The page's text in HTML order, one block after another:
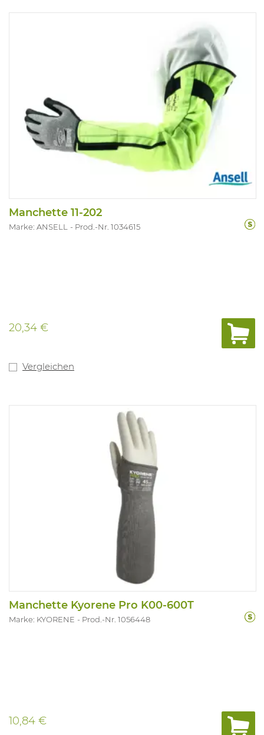
Manchette 11-202
Marke: ANSELL Prod.-Nr. 1034615
20,34 €
Vergleichen
Manchette Kyorene Pro K00-600T
Marke: KYORENE Prod.-Nr. 1056448
10,84 €